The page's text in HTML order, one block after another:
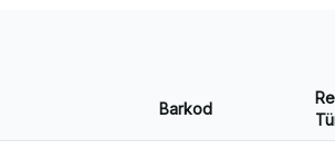
Barkod